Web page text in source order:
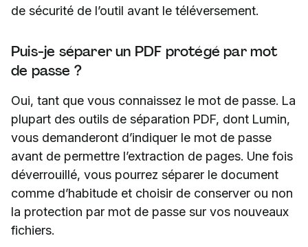
de sécurité de l’outil avant le téléversement.
Puis-je séparer un PDF protégé par mot
de passe ?
Oui, tant que vous connaissez le mot de passe. La
plupart des outils de séparation PDF, dont Lumin,
vous demanderont d’indiquer le mot de passe
avant de permettre l’extraction de pages. Une fois
déverrouillé, vous pourrez séparer le document
comme d’habitude et choisir de conserver ou non
la protection par mot de passe sur vos nouveaux
fichiers.